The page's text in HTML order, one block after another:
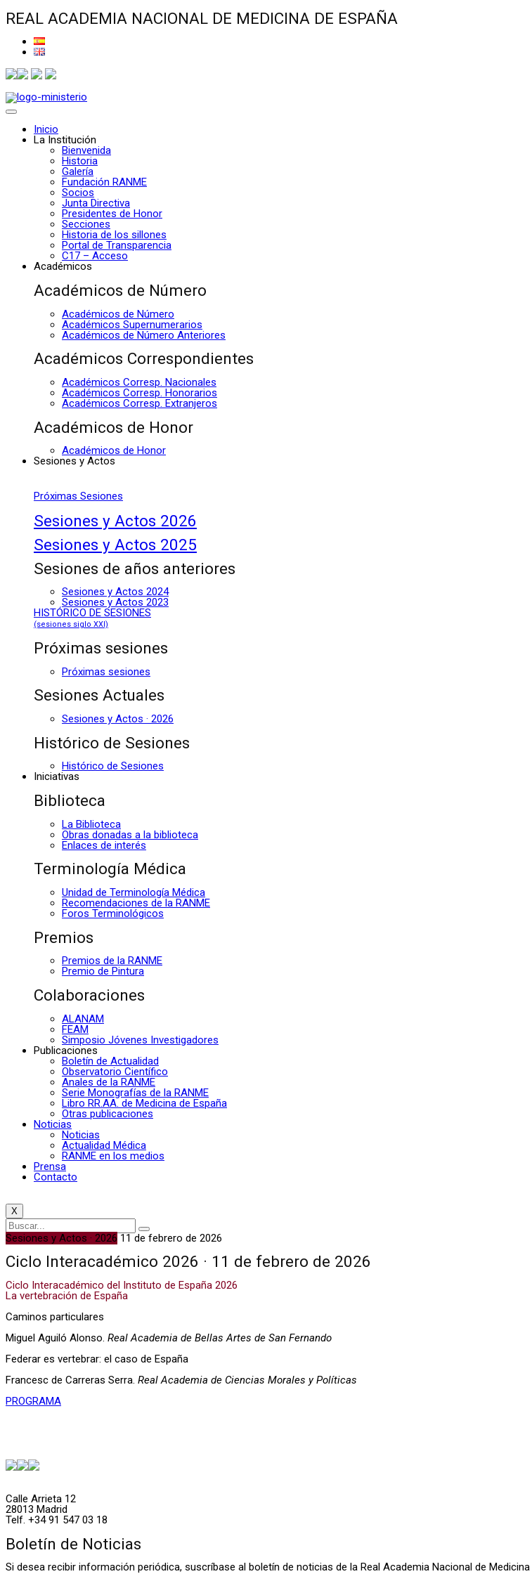
REAL ACADEMIA NACIONAL DE MEDICINA DE ESPAÑA
Inicio
La Institución
Bienvenida
Historia
Galería
Fundación RANME
Socios
Junta Directiva
Presidentes de Honor
Secciones
Historia de los sillones
Portal de Transparencia
C17 – Acceso
Académicos
Académicos de Número
Académicos de Número
Académicos Supernumerarios
Académicos de Número Anteriores
Académicos Correspondientes
Académicos Corresp. Nacionales
Académicos Corresp. Honorarios
Académicos Corresp. Extranjeros
Académicos de Honor
Académicos de Honor
Sesiones y Actos
Próximas Sesiones
Sesiones y Actos 2026
Sesiones y Actos 2025
Sesiones de años anteriores
Sesiones y Actos 2024
Sesiones y Actos 2023
HISTÓRICO DE SESIONES
(sesiones siglo XXI)
Próximas sesiones
Próximas sesiones
Sesiones Actuales
Sesiones y Actos · 2026
Histórico de Sesiones
Histórico de Sesiones
Iniciativas
Biblioteca
La Biblioteca
Obras donadas a la biblioteca
Enlaces de interés
Terminología Médica
Unidad de Terminología Médica
Recomendaciones de la RANME
Foros Terminológicos
Premios
Premios de la RANME
Premio de Pintura
Colaboraciones
ALANAM
FEAM
Simposio Jóvenes Investigadores
Publicaciones
Boletín de Actualidad
Observatorio Científico
Anales de la RANME
Serie Monografías de la RANME
Libro RR.AA. de Medicina de España
Otras publicaciones
Noticias
Noticias
Actualidad Médica
RANME en los medios
Prensa
Contacto
X
Sesiones y Actos · 2026 11 de febrero de 2026
Ciclo Interacadémico 2026 · 11 de febrero de 2026
Ciclo Interacadémico del Instituto de España 2026
La vertebración de España
Caminos particulares
Miguel Aguiló Alonso. Real Academia de Bellas Artes de San Fernando
Federar es vertebrar: el caso de España
Francesc de Carreras Serra. Real Academia de Ciencias Morales y Políticas
PROGRAMA
Calle Arrieta 12
28013 Madrid
Telf. +34 91 547 03 18
Boletín de Noticias
Si desea recibir información periódica, suscríbase al boletín de noticias de la Real Academia Nacional de Medicina